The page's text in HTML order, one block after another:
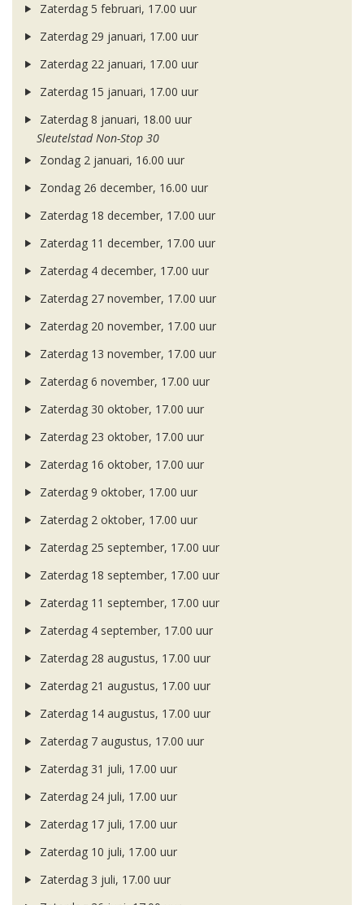
Zaterdag 5 februari, 17.00 uur
Zaterdag 29 januari, 17.00 uur
Zaterdag 22 januari, 17.00 uur
Zaterdag 15 januari, 17.00 uur
Zaterdag 8 januari, 18.00 uur
Sleutelstad Non-Stop 30
Zondag 2 januari, 16.00 uur
Zondag 26 december, 16.00 uur
Zaterdag 18 december, 17.00 uur
Zaterdag 11 december, 17.00 uur
Zaterdag 4 december, 17.00 uur
Zaterdag 27 november, 17.00 uur
Zaterdag 20 november, 17.00 uur
Zaterdag 13 november, 17.00 uur
Zaterdag 6 november, 17.00 uur
Zaterdag 30 oktober, 17.00 uur
Zaterdag 23 oktober, 17.00 uur
Zaterdag 16 oktober, 17.00 uur
Zaterdag 9 oktober, 17.00 uur
Zaterdag 2 oktober, 17.00 uur
Zaterdag 25 september, 17.00 uur
Zaterdag 18 september, 17.00 uur
Zaterdag 11 september, 17.00 uur
Zaterdag 4 september, 17.00 uur
Zaterdag 28 augustus, 17.00 uur
Zaterdag 21 augustus, 17.00 uur
Zaterdag 14 augustus, 17.00 uur
Zaterdag 7 augustus, 17.00 uur
Zaterdag 31 juli, 17.00 uur
Zaterdag 24 juli, 17.00 uur
Zaterdag 17 juli, 17.00 uur
Zaterdag 10 juli, 17.00 uur
Zaterdag 3 juli, 17.00 uur